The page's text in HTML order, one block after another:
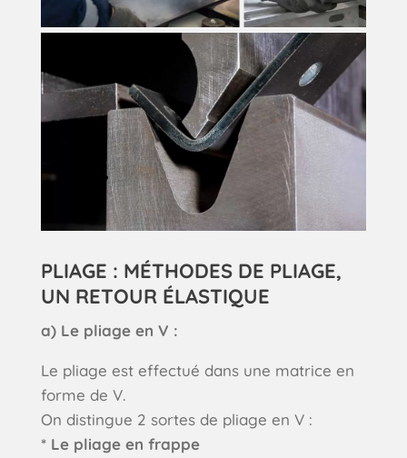
PLIAGE : MÉTHODES DE PLIAGE,
UN RETOUR ÉLASTIQUE
a) Le pliage en V :
Le pliage est effectué dans une matrice en
forme de V.
On distingue 2 sortes de pliage en V :
* Le pliage en frappe